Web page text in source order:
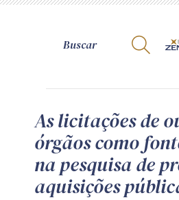
A Zênite
Como publicar
Site da
Contato
As licitações de
órgãos como
na pesquisa de
aquisições